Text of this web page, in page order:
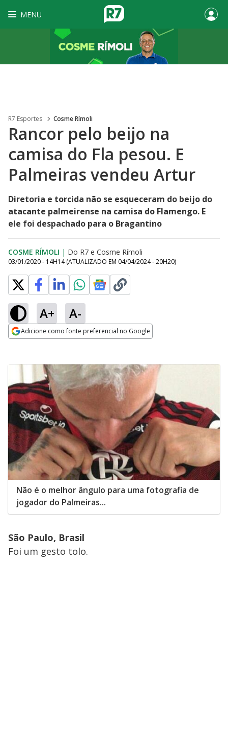
MENU
R7 Esportes Cosme Rímoli
Rancor pelo beijo na
camisa do Fla pesou. E
Palmeiras vendeu Artur
Diretoria e torcida não se esqueceram do beijo do
atacante palmeirense na camisa do Flamengo. E
ele foi despachado para o Bragantino
COSME RÍMOLI | Do R7 e Cosme Rímoli
03/01/2020 - 14H14 (ATUALIZADO EM 04/04/2024 - 20H20)
A+ A-
Adicione como fonte preferencial no Google
Não é o melhor ângulo para uma fotografia de
jogador do Palmeiras...
São Paulo, Brasil
Foi um gesto tolo.